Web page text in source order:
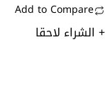
Add to Compare
الشراء لاحقا